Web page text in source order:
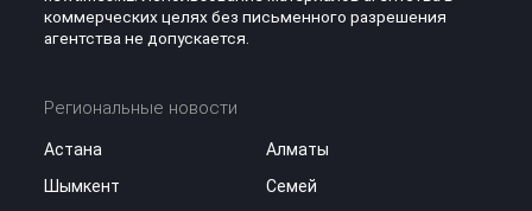
коммерческих целях без письменного разрешения
агентства не допускается.
Региональные новости
Астана
Алматы
Шымкент
Семей